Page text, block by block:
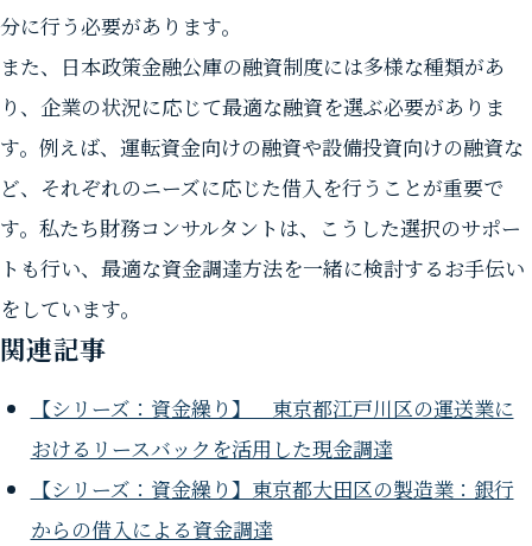
分に行う必要があります。
また、日本政策金融公庫の融資制度には多様な種類があ
り、企業の状況に応じて最適な融資を選ぶ必要がありま
す。例えば、運転資金向けの融資や設備投資向けの融資な
ど、それぞれのニーズに応じた借入を行うことが重要で
す。私たち財務コンサルタントは、こうした選択のサポー
トも行い、最適な資金調達方法を一緒に検討するお手伝い
をしています。
関連記事
【シリーズ：資金繰り】 東京都江戸川区の運送業に
おけるリースバックを活用した現金調達
【シリーズ：資金繰り】東京都大田区の製造業：銀行
からの借入による資金調達